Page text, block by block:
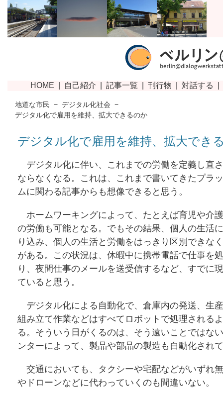
地道な市民 − デジタル化社会 −
デジタル化で雇用を維持、拡大できるのか
デジタル化で雇用を維持、拡大でき
デジタル化に伴い、これまでの労働を定義し直
ならなくなる。これは、これまで書いてきたプラ
ムに関わる記事からも想像できると思う。
ホームワーキングによって、たとえば育児や介
の労働も可能となる。でもその結果、個人の生活
り込み、個人の生活と労働をはっきり区別できな
がある。この状況は、休暇中に携帯電話で仕事を
り、夜間仕事のメールを送受信するなど、すでに
ていると思う。
デジタル化による自動化で、倉庫内の発送、生
組み立て作業などはすべてロボットで処理される
る。そういう日がくるのは、そう遠いことではな
ンターによって、製品や部品の製造も自動化され
交通においても、タクシーや宅配などがいずれ
やドローンなどに代わっていくのも間違いない。